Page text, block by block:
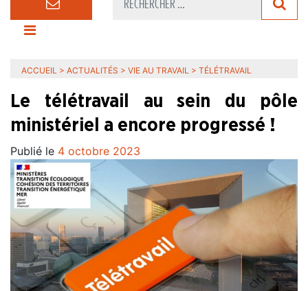
ACCUEIL > ACTUALITÉS > VIE AU TRAVAIL > TÉLÉTRAVAIL
Le télétravail au sein du pôle
ministériel a encore progressé !
Publié le 4 octobre 2023